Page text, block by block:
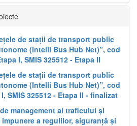
de stații de transport public
(Intelli Bus Hub Net)”, cod
I, SMIS 325512 - Etapa II
de stații de transport public
(Intelli Bus Hub Net)”, cod
SMIS 325512 - Etapa II - finalizat
management al traficului și
a regulilor, siguranță și